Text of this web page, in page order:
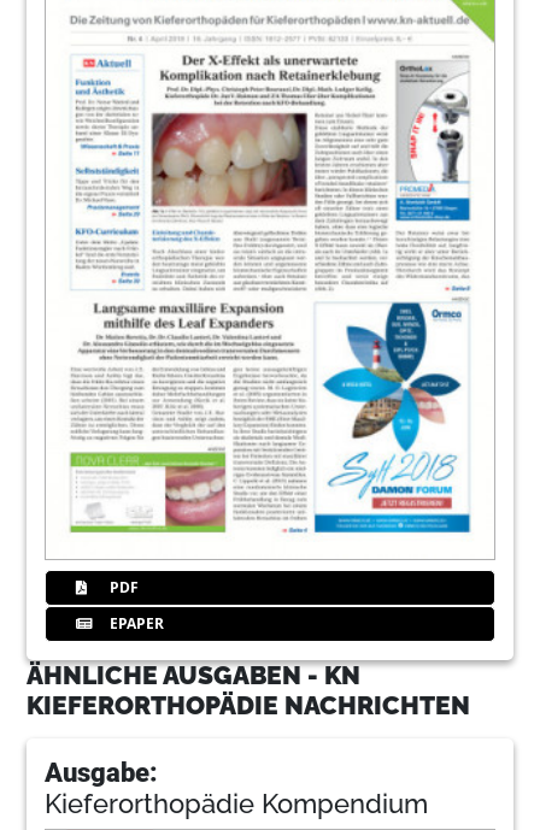
PDF
EPAPER
ÄHNLICHE AUSGABEN - KN
KIEFERORTHOPÄDIE NACHRICHTEN
Ausgabe:
Kieferorthopädie Kompendium